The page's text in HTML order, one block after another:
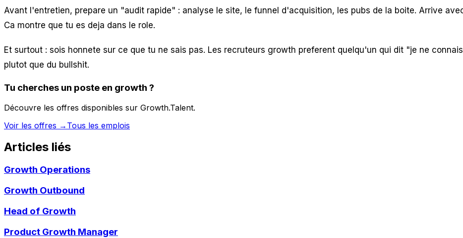
Avant l'entretien, prepare un "audit rapide" : analyse le site, le funnel d'acquisition, les pubs de la boite. Arrive
Ca montre que tu es deja dans le role.
Et surtout : sois honnete sur ce que tu ne sais pas. Les recruteurs growth preferent quelqu'un qui dit "je ne
plutot que du bullshit.
Tu cherches un poste en growth ?
Découvre les offres disponibles sur Growth.Talent.
Voir les offres → Tous les emplois
Articles liés
Growth Operations
Growth Outbound
Head of Growth
Product Growth Manager